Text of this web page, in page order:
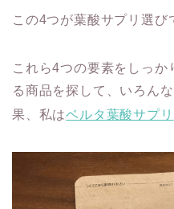
この4つが葉酸サプリ選び
これら4つの要素をしっか
る商品を探して、いろん
果、私はベルタ葉酸サプリ